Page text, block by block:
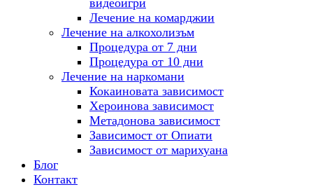
видеоигри
Лечение на комарджии
Лечение на алкохолизъм
Процедура от 7 дни
Процедура от 10 дни
Лечение на наркомани
Кокаиновата зависимост
Хероинова зависимост
Метадонова зависимост
Зависимост от Опиати
Зависимост от марихуана
Блог
Контакт